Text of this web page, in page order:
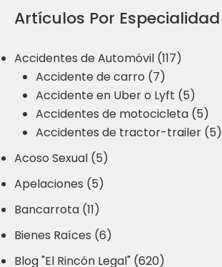
Artículos Por Especialidad
Accidentes de Automóvil (117)
Accidente de carro (7)
Accidente en Uber o Lyft (5)
Accidentes de motocicleta (5)
Accidentes de tractor-trailer (5)
Acoso Sexual (5)
Apelaciones (5)
Bancarrota (11)
Bienes Raíces (6)
Blog "El Rincón Legal" (620)